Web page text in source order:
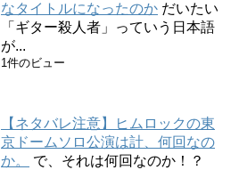
なタイトルになったのか だいたい
「ギター殺人者」っていう日本語
が...
1件のビュー
【ネタバレ注意】ヒムロックの東
京ドームソロ公演は計、何回なの
か。
で、それは何回なのか！？